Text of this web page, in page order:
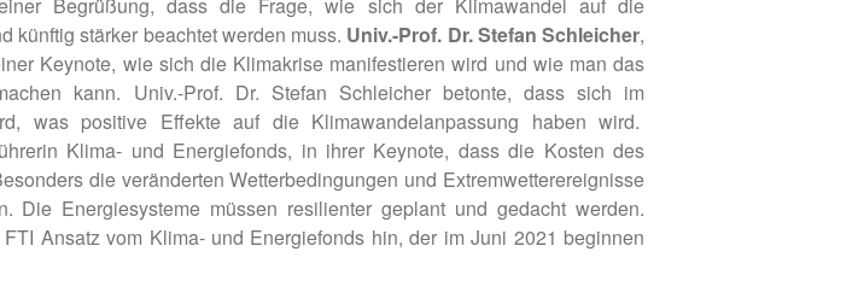
Begrüßung, dass die Frage, wie sich der Klimawandel auf die
künftig stärker beachtet werden muss. Univ.-Prof. Dr. Stefan Schleicher,
Keynote, wie sich die Klimakrise manifestieren wird und wie man das
kann. Univ.-Prof. Dr. Stefan Schleicher betonte, dass sich im
was positive Effekte auf die Klimawandelanpassung haben wird.
Klima- und Energiefonds, in ihrer Keynote, dass die Kosten des
die veränderten Wetterbedingungen und Extremwetterereignisse
Die Energiesysteme müssen resilienter geplant und gedacht werden.
Ansatz vom Klima- und Energiefonds hin, der im Juni 2021 beginnen